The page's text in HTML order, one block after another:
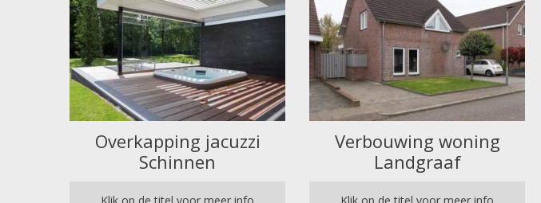
Overkapping jacuzzi
Schinnen
Verbouwing woning
Landgraaf